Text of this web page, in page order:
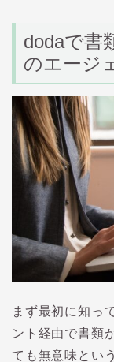
dodaで書
のエージ
まず最初に知っ
ント経由で書類
ても無意味とい